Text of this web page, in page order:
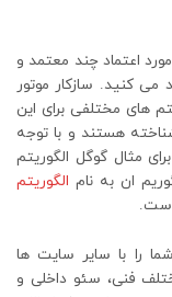
اعتماد چند معتمد و
کنید. سازکار موتور
های مختلفی برای این
هستند و با توجه
مثال گوگل الگوریتم
ان به نام الگوریتم
را با سایر سایت ها
فنی، سئو داخلی و